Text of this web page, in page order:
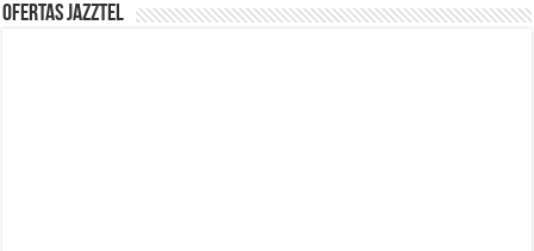
Ofertas Jazztel